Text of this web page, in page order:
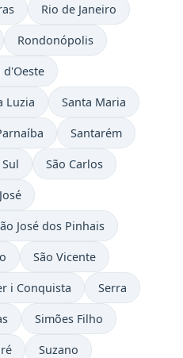
Rio de Janeiro
Rondonópolis
d'Oeste
Luzia Santa Maria
Santarém
São Carlos
José dos Pinhais
São Vicente
i Conquista Serra
Simões Filho
Suzano